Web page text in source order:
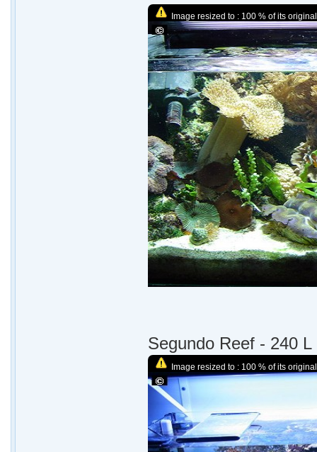
Image resized to : 100 % of its
Segundo Reef - 240 L
Image resized to : 100 % of its